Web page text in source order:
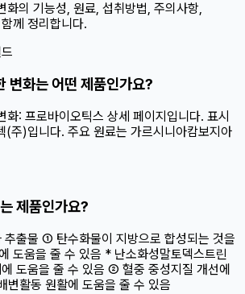
화의 기능성, 원료, 섭취방법, 주의사항,
께 정리합니다.
변화는 어떤 제품인가요?
화: 프로바이오틱스 상세 페이지입니다. 표시
(주)입니다. 주요 원료는 가르시니아캄보지아
제품인가요?
추출물 ① 탄수화물이 지방으로 합성되는 것을
도움을 줄 수 있음 * 난소화성말토덱스트린
도움을 줄 수 있음 ② 혈중 중성지질 개선에
활동 원활에 도움을 줄 수 있음